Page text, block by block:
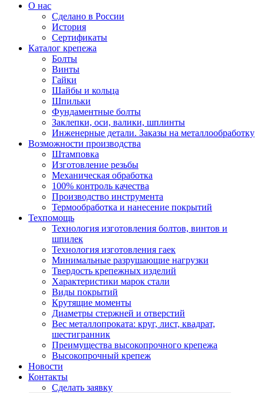
О нас
Сделано в России
История
Сертификаты
Каталог крепежа
Болты
Винты
Гайки
Шайбы и кольца
Шпильки
Фундаментные болты
Заклепки, оси, валики, шплинты
Инженерные детали. Заказы на металлообработку
Возможности производства
Штамповка
Изготовление резьбы
Механическая обработка
100% контроль качества
Производство инструмента
Термообработка и нанесение покрытий
Техпомощь
Технология изготовления болтов, винтов и
шпилек
Технология изготовления гаек
Минимальные разрушающие нагрузки
Твердость крепежных изделий
Характеристики марок стали
Виды покрытий
Крутящие моменты
Диаметры стержней и отверстий
Вес металлопроката: круг, лист, квадрат,
шестигранник
Преимущества высокопрочного крепежа
Высокопрочный крепеж
Новости
Контакты
Сделать заявку